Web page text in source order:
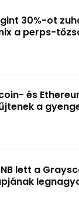
30%-ot
a perps-
és
a
lett a